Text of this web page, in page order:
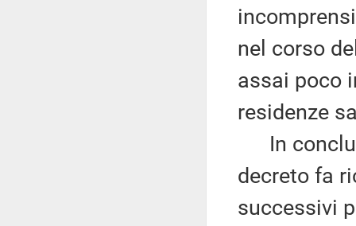
nel corso
assai poco
residenze
In
decreto fa
successivi